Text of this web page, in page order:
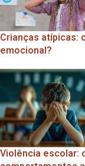
Crianças atípicas:
emocional?
Violência escolar: